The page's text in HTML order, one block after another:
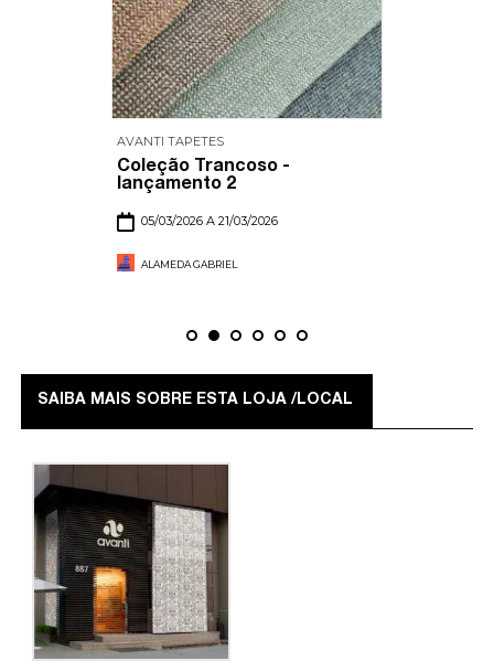
AVANTI TAPETES
Coleção Trancoso -
lançamento 2
05/03/2026 A 21/03/2026
ALAMEDA GABRIEL
SAIBA MAIS SOBRE ESTA LOJA /LOCAL